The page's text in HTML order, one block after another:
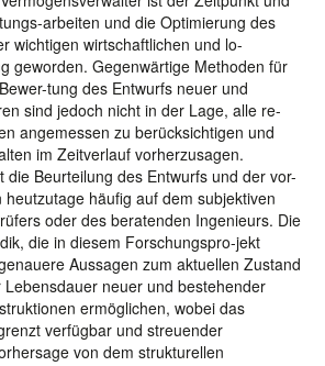
arbeiten und die Optimierung des
wichtigen wirtschaftlichen und lo-
geworden. Gegenwärtige Methoden für
tung des Entwurfs neuer und
sind jedoch nicht in der Lage, alle re-
angemessen zu berücksichtigen und
im Zeitverlauf vorherzusagen.
die Beurteilung des Entwurfs und der vor-
häufig auf dem subjektiven
oder des beratenden Ingenieurs. Die
die in diesem Forschungspro-jekt
Aussagen zum aktuellen Zustand
Lebensdauer neuer und bestehender
ermöglichen, wobei das
verfügbar und streuender
von dem strukturellen